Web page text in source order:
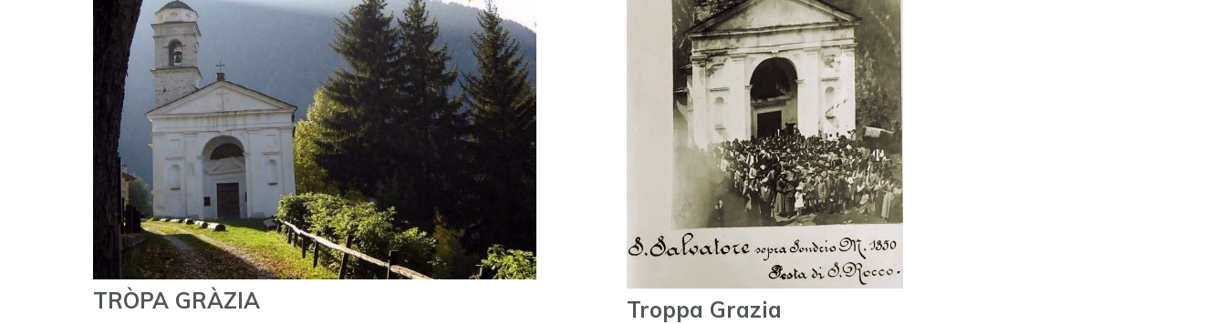
TRÒPA GRÀZIA Troppa Grazia